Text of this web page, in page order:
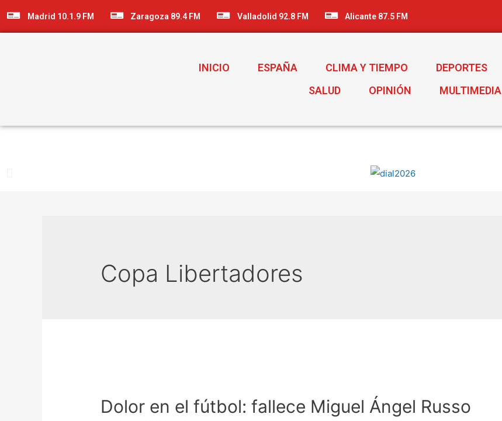
Madrid 10.1.9 FM Zaragoza 89.4 FM Valladolid 92.8 FM Alicante 87.5 FM
INICIO ESPAÑA CLIMA Y TIEMPO DEPORTES
SALUD
OPINIÓN MULTIMEDIA
Copa Libertadores
Dolor en el fútbol: fallece Miguel Ángel Russo